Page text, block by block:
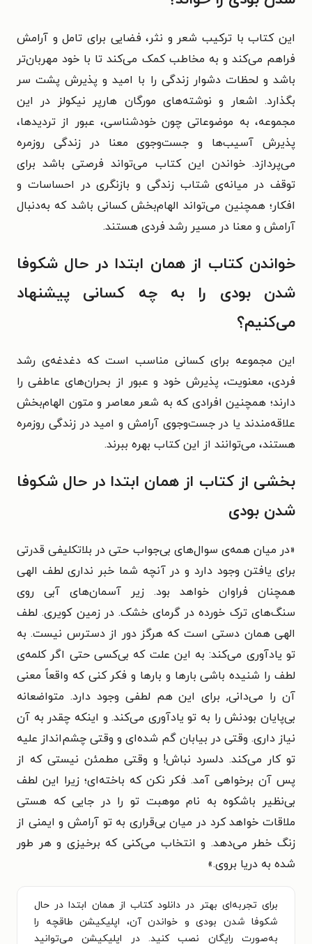
این کتاب با ترکیب شعر و نثر، فضایی برای تامل و آرامش
فراهم می‌کند و به مخاطب کمک می‌کند تا با خود مهربان‌تر
باشد و لحظات دشوار زندگی را با امید و پذیرش پشت سر
بگذارد. اشعار و نوشته‌های مورگان هارپر نیکولز در این
مجموعه، به موضوعاتی چون خودشناسی، عبور از تردیدها،
پذیرش آسیب‌ها و جست‌وجوی معنا در زندگی روزمره
می‌پردازد. خواندن این کتاب می‌تواند فرصتی باشد برای
توقف در میانه‌ی شتاب زندگی و بازنگری در احساسات و
افکار؛ همچنین می‌تواند الهام‌بخش کسانی باشد که به‌دنبال
آرامش و معنا در مسیر رشد فردی هستند.
خواندن کتاب از همان ابتدا در حال شکوفا
شدن بودی را به چه کسانی پیشنهاد
می‌کنیم؟
این مجموعه برای کسانی مناسب است که دغدغه‌ی رشد
فردی، معنویت، پذیرش خود و عبور از بحران‌های عاطفی را
دارند؛ همچنین افرادی که به شعر معاصر و متون الهام‌بخش
علاقه‌مندند یا در جست‌وجوی آرامش و امید در زندگی روزمره
هستند، می‌توانند از این کتاب بهره ببرند.
بخشی از کتاب از همان ابتدا در حال شکوفا
شدن بودی
«در میان همه‌ی سوال‌های بی‌جواب حتی در بلاتکلیفی قدرتی
برای یافتن وجود دارد و در آنچه شما خبر نداری لطف الهی
همچنان فراوان خواهد بود. زیر آسمان‌های آبی روی
سنگ‌های ترک خورده در گرمای خشک. در زمین کویری. لطف
الهی همان دستی است که هرگز دور از دسترس نیست. به
تو یادآوری می‌کند: به این علت که بی‌کسی حتی اگر کلمه‌ی
لطف را شنیده باشی بارها و بارها و فکر کنی که واقعاً معنی
آن را می‌دانی, برای این هم لطفی وجود دارد. متواضعانه
بی‌پایان بودنش را به تو یادآوری می‌کند. و اینکه چقدر به آن
نیاز داری. وقتی در بیابان گم شده‌ای و وقتی چشم‌انداز علیه
تو کار می‌کند. دلسرد نباش! و وقتی مطمئن نیستی که از
پس آن برخواهی آمد. فکر نکن که باخته‌ای؛ زیرا این لطف
بی‌نظیر باشکوه به نام موهبت تو را در جایی که هستی
ملاقات خواهد کرد در میان بی‌قراری به تو آرامش و ایمنی از
زنگ خطر می‌دهد. و انتخاب می‌کنی که برخیزی و هر طور
شده به دریا بروی.»
برای تجربه‌ای بهتر در دانلود کتاب از همان ابتدا در حال
شکوفا شدن بودی و خواندن آن، اپلیکیشن طاقچه را
به‌صورت رایگان نصب کنید. در اپلیکیشن می‌توانید